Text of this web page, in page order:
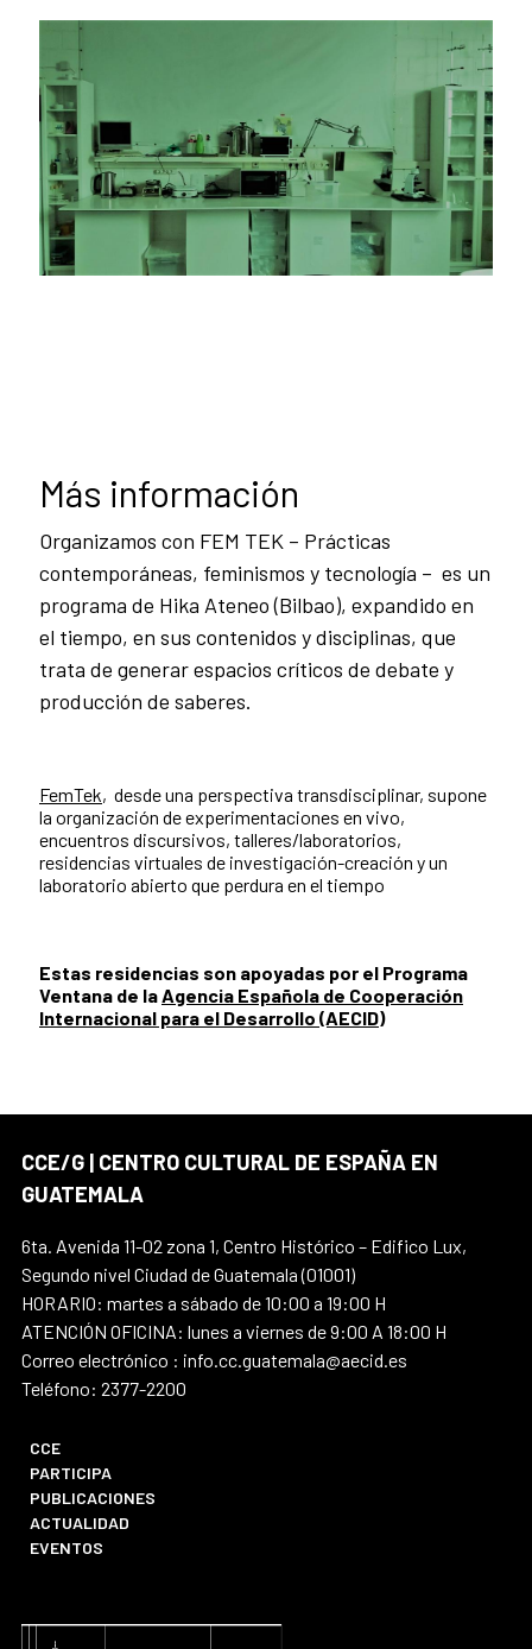
Más información
Organizamos con FEM TEK – Prácticas
contemporáneas, feminismos y tecnología – es un
programa de Hika Ateneo (Bilbao), expandido en
el tiempo, en sus contenidos y disciplinas, que
trata de generar espacios críticos de debate y
producción de saberes.
FemTek, desde una perspectiva transdisciplinar, supone
la organización de experimentaciones en vivo,
encuentros discursivos, talleres/laboratorios,
residencias virtuales de investigación-creación y un
laboratorio abierto que perdura en el tiempo
Estas residencias son apoyadas por el Programa
Ventana de laAgencia Española de Cooperación
Internacional para el Desarrollo (AECID)
CCE/G | CENTRO CULTURAL DE ESPAÑA EN
GUATEMALA
6ta. Avenida 11-02 zona 1, Centro Histórico – Edifico Lux,
Segundo nivel Ciudad de Guatemala (01001)
HORARIO: martes a sábado de 10:00 a 19:00 H
ATENCIÓN OFICINA: lunes a viernes de 9:00 A 18:00 H
Correo electrónico : info.cc.guatemala@aecid.es
Teléfono: 2377-2200
CCE
PARTICIPA
PUBLICACIONES
ACTUALIDAD
EVENTOS